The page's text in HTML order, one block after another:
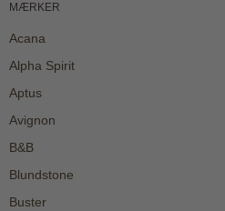
MÆRKER
Acana
Alpha Spirit
Aptus
Avignon
B&B
Blundstone
Buster